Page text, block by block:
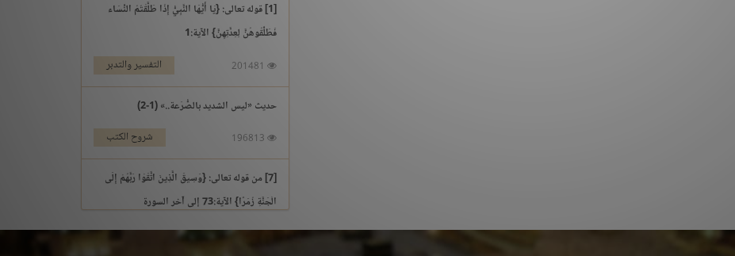
[1] قوله تعالى: {يَا أَيُّهَا النَّبِيُّ إِذَا طَلَّقْتُمُ النِّسَاء
فَطَلِّقُوهُنَّ لِعِدَّتِهِنَّ} الآية:1
التفسير والتدبر
حديث «ليس الشديد بالصُّرَعة..» (1-2)
شروح الكتب
[7] من قوله تعالى: {وَسِيقَ الَّذِينَ اتَّقَوْا رَبَّهُمْ إِلَى
الْجَنَّةِ زُمَرًا} الآية:73 إلى آخر السورة
التفسير والتدبر